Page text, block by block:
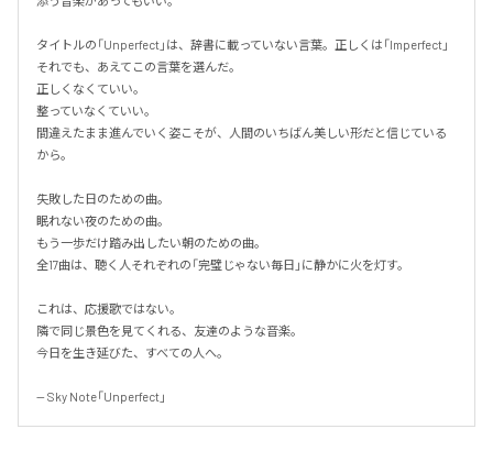
タイトルの「Unperfect」は、辞書に載っていない言葉。正しくは「Imperfect」
それでも、あえてこの言葉を選んだ。
正しくなくていい。
整っていなくていい。
間違えたまま進んでいく姿こそが、人間のいちばん美しい形だと信じている
から。
失敗した日のための曲。
眠れない夜のための曲。
もう一歩だけ踏み出したい朝のための曲。
全17曲は、聴く人それぞれの「完璧じゃない毎日」に静かに火を灯す。
これは、応援歌ではない。
隣で同じ景色を見てくれる、友達のような音楽。
今日を生き延びた、すべての人へ。
-- Sky Note「Unperfect」